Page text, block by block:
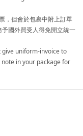
，但會於包裹中附上訂單
國外買受人得免開立統一
give uniform-invoice to
in your package for